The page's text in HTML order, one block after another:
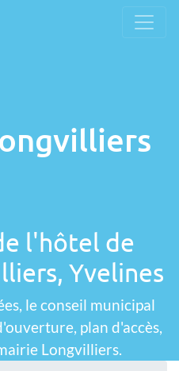
l'hôtel de
Yvelines
le conseil municipal
plan d'accès,
Longvilliers.